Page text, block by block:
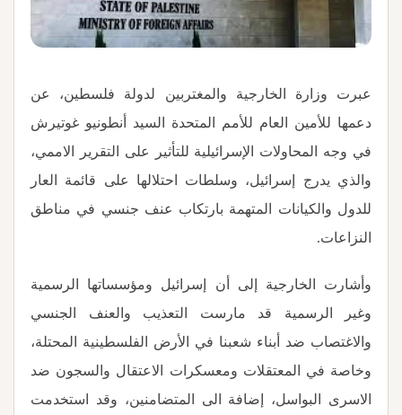
عبرت وزارة الخارجية والمغتربين لدولة فلسطين، عن
دعمها للأمين العام للأمم المتحدة السيد أنطونيو غوتيرش
في وجه المحاولات الإسرائيلية للتأثير على التقرير الاممي،
والذي يدرج إسرائيل، وسلطات احتلالها على قائمة العار
للدول والكيانات المتهمة بارتكاب عنف جنسي في مناطق
النزاعات.
وأشارت الخارجية إلى أن إسرائيل ومؤسساتها الرسمية
وغير الرسمية قد مارست التعذيب والعنف الجنسي
والاغتصاب ضد أبناء شعبنا في الأرض الفلسطينية المحتلة،
وخاصة في المعتقلات ومعسكرات الاعتقال والسجون ضد
الاسرى البواسل، إضافة الى المتضامنين، وقد استخدمت